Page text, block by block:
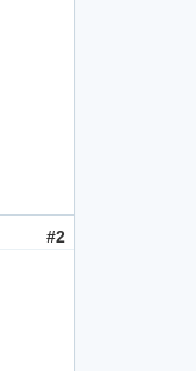
#2